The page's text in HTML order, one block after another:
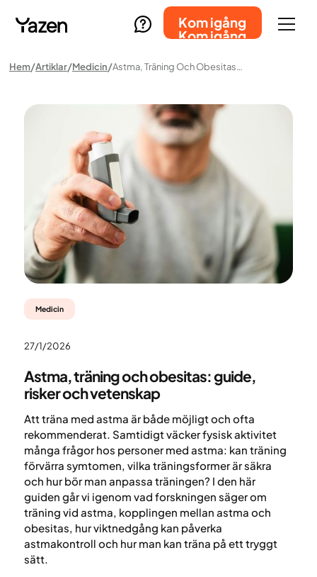
Kom igång
Kom igång
Hem Artiklar Medicin Astma, Träning Och Obesitas: Guide, Risker Och Vetenskap
Medicin
27/1/2026
Astma, träning och obesitas: guide,
risker och vetenskap
Att träna med astma är både möjligt och ofta
rekommenderat. Samtidigt väcker fysisk aktivitet
många frågor hos personer med astma: kan träning
förvärra symtomen, vilka träningsformer är säkra
och hur bör man anpassa träningen? I den här
guiden går vi igenom vad forskningen säger om
träning vid astma, kopplingen mellan astma och
obesitas, hur viktnedgång kan påverka
astmakontroll och hur man kan träna på ett tryggt
sätt.